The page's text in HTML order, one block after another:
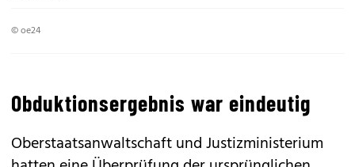
© oe24
Obduktionsergebnis war eindeutig
Oberstaatsanwaltschaft und Justizministerium